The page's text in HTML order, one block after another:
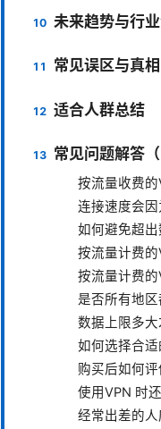
未来趋势与行
常见误区与真相
适合人群总结
常见问题解答（
按流量收费的
连接速度会因
如何避免超出
按流量计费的
按流量计费的
是否所有地区
数据上限多大
如何选择合适
购买后如何评
使用VPN 时
经常出差的人